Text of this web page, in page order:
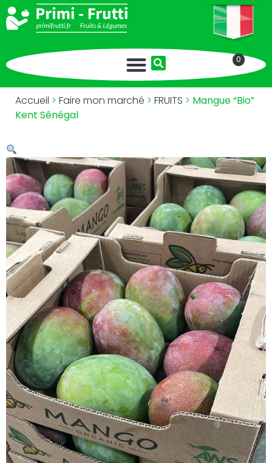
0
Accueil > Faire mon marché > FRUITS > Mangue “Bio”
Kent Sénégal